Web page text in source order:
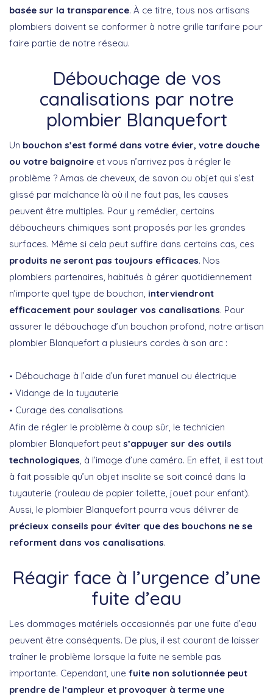
basée sur la transparence. À ce titre, tous nos artisans
plombiers doivent se conformer à notre grille tarifaire pour
faire partie de notre réseau.
Débouchage de vos
canalisations par notre
plombier Blanquefort
Un bouchon s’est formé dans votre évier, votre douche
ou votre baignoire et vous n’arrivez pas à régler le
problème ? Amas de cheveux, de savon ou objet qui s’est
glissé par malchance là où il ne faut pas, les causes
peuvent être multiples. Pour y remédier, certains
déboucheurs chimiques sont proposés par les grandes
surfaces. Même si cela peut suffire dans certains cas, ces
produits ne seront pas toujours efficaces. Nos
plombiers partenaires, habitués à gérer quotidiennement
n’importe quel type de bouchon, interviendront
efficacement pour soulager vos canalisations. Pour
assurer le débouchage d’un bouchon profond, notre artisan
plombier Blanquefort a plusieurs cordes à son arc :
Débouchage à l’aide d’un furet manuel ou électrique
Vidange de la tuyauterie
Curage des canalisations
Afin de régler le problème à coup sûr, le technicien
plombier Blanquefort peut s’appuyer sur des outils
technologiques , à l’image d’une caméra. En effet, il est tout
à fait possible qu’un objet insolite se soit coincé dans la
tuyauterie (rouleau de papier toilette, jouet pour enfant).
Aussi, le plombier Blanquefort pourra vous délivrer de
précieux conseils pour éviter que des bouchons ne se
reforment dans vos canalisations.
Réagir face à l’urgence d’une
fuite d’eau
Les dommages matériels occasionnés par une fuite d’eau
peuvent être conséquents. De plus, il est courant de laisser
traîner le problème lorsque la fuite ne semble pas
importante. Cependant, une fuite non solutionnée peut
prendre de l’ampleur et provoquer à terme une